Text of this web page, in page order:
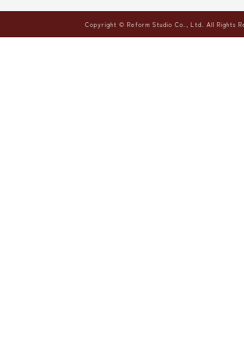
Copyright © Reform Studio Co., Ltd. All Rights